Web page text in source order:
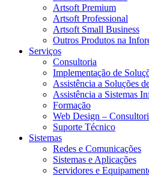
Artsoft Premium
Artsoft Professional
Artsoft Small Business
Outros Produtos na
Serviços
Consultoria
Implementação de
Assistência a Soluções
Assistência a Sistemas
Formação
Web Design –
Suporte Técnico
Sistemas
Redes e Comunicações
Sistemas e Aplicações
Servidores e